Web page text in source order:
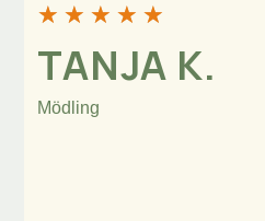
★ ★ ★ ★ ★
TANJA K.
Mödling